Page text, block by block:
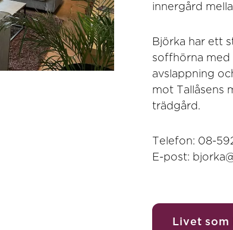
innergård
Björka har ett
soffhörna
avslappning
mot Tallåsens
trädgård.
Telefon: 08-
E-post:
Livet